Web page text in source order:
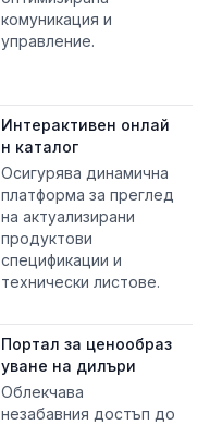
комуникация и
управление.
Интерактивен онлай
н каталог
Осигурява динамична
платформа за преглед
на актуализирани
продуктови
спецификации и
технически листове.
Портал за ценообраз
уване на дилъри
Облекчава
незабавния достъп до